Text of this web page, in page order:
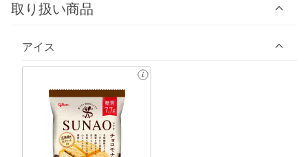
取り扱い商品
アイス